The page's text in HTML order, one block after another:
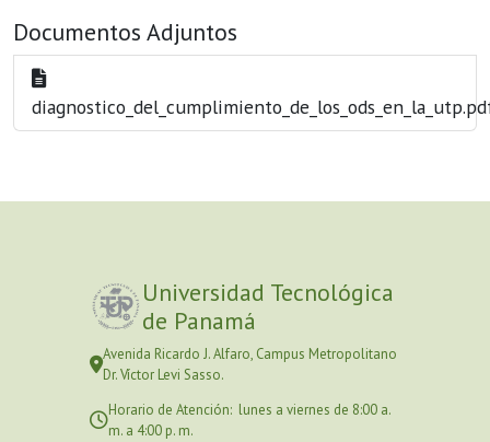
Documentos Adjuntos
Universidad Tecnológica
de Panamá
Avenida Ricardo J. Alfaro, Campus Metropolitano
Dr. Víctor Levi Sasso.
Horario de Atención: lunes a viernes de 8:00 a.
m. a 4:00 p. m.